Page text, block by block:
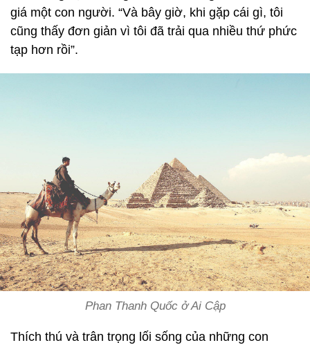
giá một con người. “Và bây giờ, khi gặp cái gì, tôi
cũng thấy đơn giản vì tôi đã trải qua nhiều thứ phức
tạp hơn rồi”.
Phan Thanh Quốc ở Ai Cập
Thích thú và trân trọng lối sống của những con